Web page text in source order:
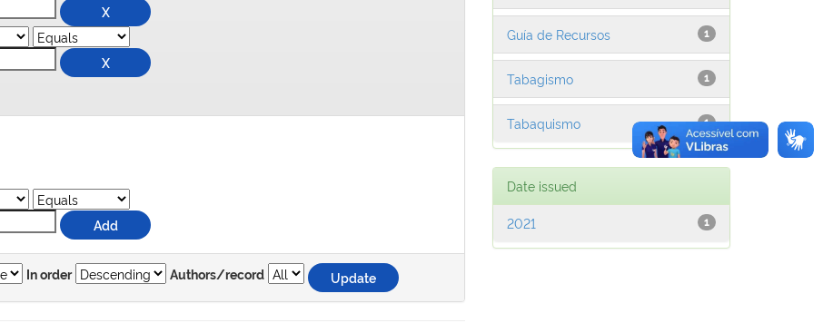
In order Authors/record
1
Guía de Recursos
1
Tabagismo
1
Tabaquismo
Date issued
1
2021